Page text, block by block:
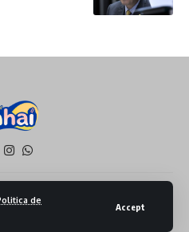
de
Accept
2026 - Produzido por Sept Mídia